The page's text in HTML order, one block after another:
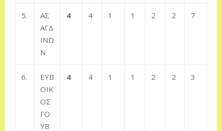
5.
ΑΣ
ΑΓΔ
ΙΝΩ
Ν
4 4 1 1 2 2 7
6.
ΕΥΒ
ΟΙΚ
ΟΣ
ΓΟ
ΥΒ
4 4 1 1 2 2 3